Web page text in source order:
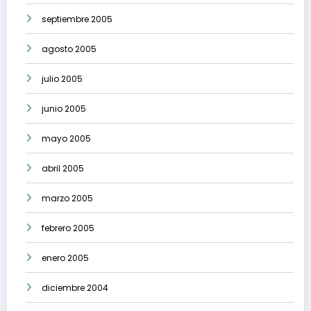
septiembre 2005
agosto 2005
julio 2005
junio 2005
mayo 2005
abril 2005
marzo 2005
febrero 2005
enero 2005
diciembre 2004